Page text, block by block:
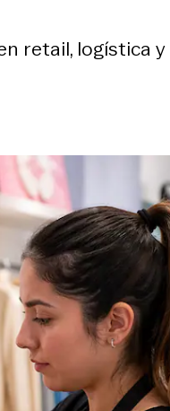
retail, logística